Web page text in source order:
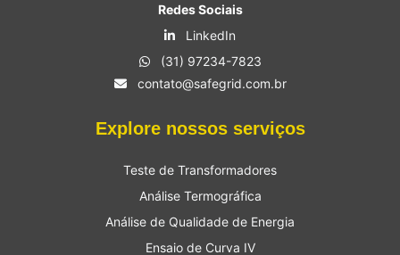
Redes Sociais
LinkedIn
(31) 97234-7823
contato@safegrid.com.br
Explore nossos serviços
Teste de Transformadores
Análise Termográfica
Análise de Qualidade de Energia
Ensaio de Curva IV